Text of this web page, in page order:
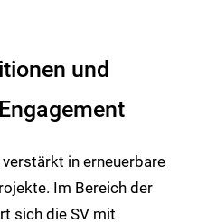
und
in erneuerbare
Im Bereich der
sich die SV mit